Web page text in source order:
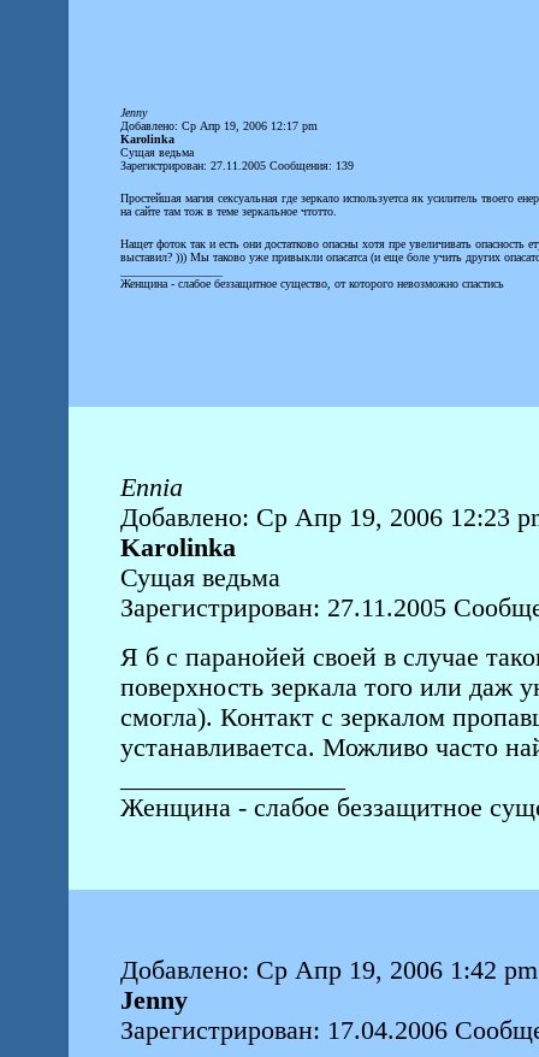
Jenny
Добавлено: Ср Апр 19, 2006 12:17 pm
Karolinka
Сущая ведьма
Зарегистрирован: 27.11.2005 Сообщения: 139
Простейшая магия сексуальная где зеркало используетса як усилитель твоего
на сайте там тож в теме зеркальное чтотто.
Нащет фоток так и есть они достатково опасны хотя пре увеличивать
выставил? ))) Мы таково уже привыкли опасатса (и еще боле учить других
Женщина - слабое беззащитное существо, от которого невозможно спастись
Ennia
Добавлено: Ср Апр 19, 2006 12:23
Karolinka
Сущая ведьма
Зарегистрирован: 27.11.2005
Я б с паранойей своей в случае
поверхность зеркала того или даж
смогла). Контакт с зеркалом
устанавливаетса. Можливо часто
Женщина - слабое беззащитное
Добавлено: Ср Апр 19, 2006 1:42 pm
Jenny
Зарегистрирован: 17.04.2006